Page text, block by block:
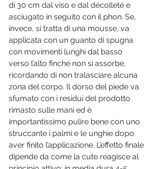
di 30 cm dal viso e dal décolleté e
asciugato in seguito con il phon. Se,
invece, si tratta di una mousse, va
applicata con un guanto di spugna
con movimenti lunghi dal basso
verso l’alto finché non si assorbe,
ricordando di non tralasciare alcuna
zona del corpo. Il dorso del piede va
sfumato con i residui del prodotto
rimasto sulle mani ed è
importantissimo pulire bene con uno
struccante i palmi e le unghie dopo
aver finito l’applicazione. L’effetto finale
dipende da come la cute reagisce al